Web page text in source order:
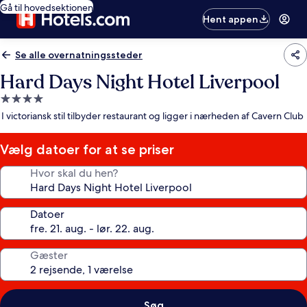
Gå til hovedsektionen
Hent appen
Se alle overnatningssteder
Hard Days Night Hotel Liverpool
4.0-
stjernet
I victoriansk stil tilbyder restaurant og ligger i nærheden af Cavern Club
Vælg datoer for at se priser
Hvor skal du hen?
Datoer
Gæster